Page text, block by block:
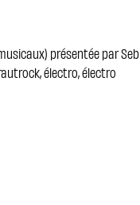
présentée par Seb
électro, électro